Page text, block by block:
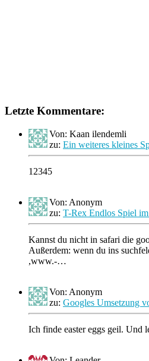
Letzte Kommentare:
Von: Kaan ilendemli
zu: Ein weiteres kleines
12345
Von: Anonym
zu: T-Rex Endlos Spiel
Kannst du nicht in safari die
Außerdem: wenn du ins
,www.-…
Von: Anonym
zu: Googles Umsetzung
Ich finde easter eggs geil. Und